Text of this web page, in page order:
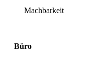
Machbarkeit
Büro